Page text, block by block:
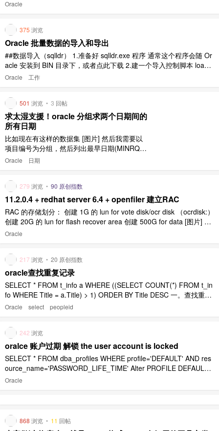
Oracle
375 浏览
Oracle 批量数据的导入和导出
##数据导入（sqlldr） 1.准备好 sqlldr.exe 程序 通常这个程序会随 Or
acle 安装到 BIN 目录下，或者点此下载 2.建一个导入控制脚本 loadC
ontrol.ctl 文件内容如下： LOAD DATA INFILE '1.txt' --要导入的数据
Oracle 工作
501 浏览 • 3 回帖
求太湿支援！oracle 分组求两个日期间的
所有日期
比如现在有这样的数据集 [图片] 然后我需要以
项目编号为分组，然后列出最早日期(MINRQ)
到最近日期(MAXRQ)之间所有的日期。 像这
Oracle 日期
279 浏览 • 90 原创指数
11.2.0.4 + redhat server 6.4 + openfiler 建立RAC
RAC 的存储划分： 创建 1G 的 lun for vote disk/ocr disk （ocrdisk:）
创建 20G 的 lun for flash recover area 创建 500G for data [图片] 所
Oracle
217 浏览 • 20 原创指数
oracle查找重复记录
SELECT * FROM t_info a WHERE ((SELECT COUNT(*) FROM t_in
fo WHERE Title = a.Title) > 1) ORDER BY Title DESC 一。查找重复
Oracle select peopleid
242 浏览
oralce 账户过期 解锁 the user account is locked
SELECT * FROM dba_profiles WHERE profile='DEFAULT' AND res
ource_name='PASSWORD_LIFE_TIME' Alter PROFILE DEFAULT L
IMIT PASSWORD_LIFE_TIME UNLIMITED; alter user H ..
Oracle
868 浏览 • 11 回帖